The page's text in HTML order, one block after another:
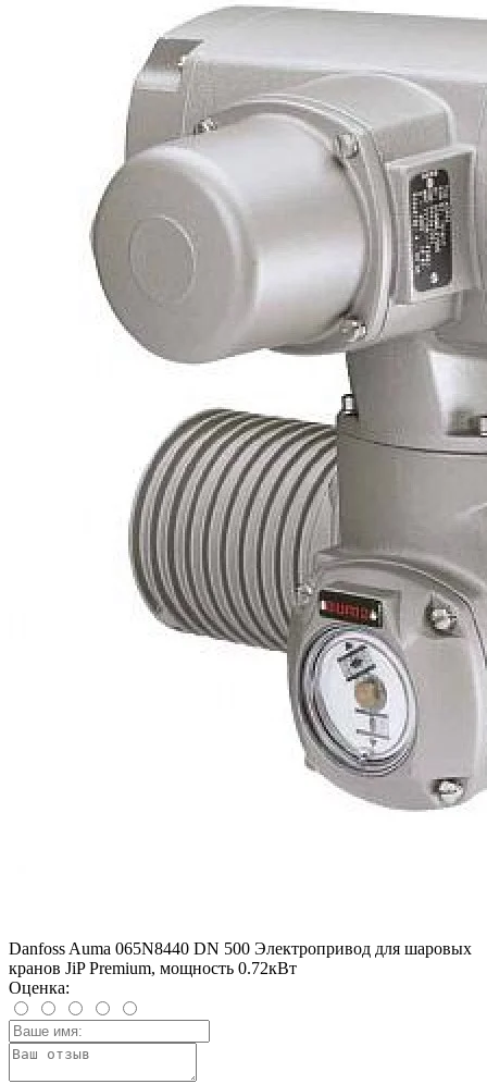
Danfoss Auma 065N8440 DN 500 Электропривод для шаровых
кранов JiP Premium, мощность 0.72кВт
Оценка: